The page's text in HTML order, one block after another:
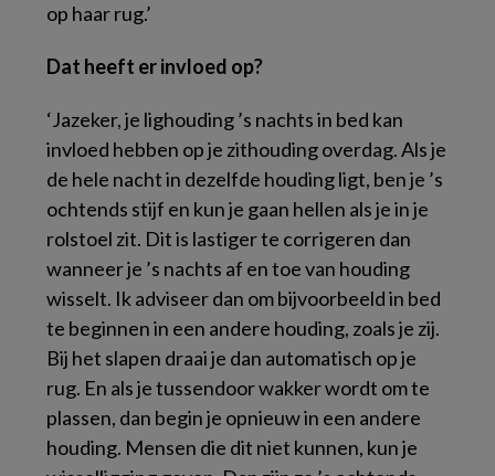
op haar rug.’
Dat heeft er invloed op?
‘Jazeker, je lighouding ’s nachts in bed kan
invloed hebben op je zithouding overdag. Als je
de hele nacht in dezelfde houding ligt, ben je ’s
ochtends stijf en kun je gaan hellen als je in je
rolstoel zit. Dit is lastiger te corrigeren dan
wanneer je ’s nachts af en toe van houding
wisselt. Ik adviseer dan om bijvoorbeeld in bed
te beginnen in een andere houding, zoals je zij.
Bij het slapen draai je dan automatisch op je
rug. En als je tussendoor wakker wordt om te
plassen, dan begin je opnieuw in een andere
houding. Mensen die dit niet kunnen, kun je